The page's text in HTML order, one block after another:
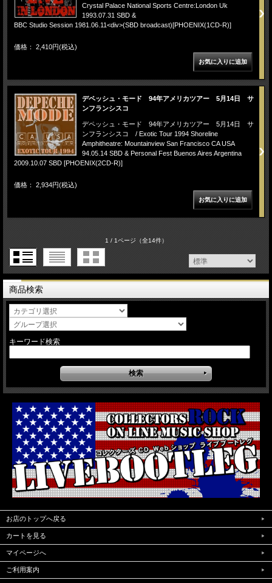
Crystal Palace National Sports Centre:London Uk
1993.07.31 SBD &
BBC Studio Session 1981.06.11<div>(SBD broadcast)[PHOENIX(1CD-R)]
価格： 2,410円(税込)
デペッシュ・モード 94年アメリカツアー 5月14日 サ
ンフランシスコ
デペッシュ・モード 94年アメリカツアー 5月14日 サ
ンフランシスコ / Exotic Tour 1994 Shoreline
Amphitheatre: Mountainview San Francisco CA USA
94.05.14 SBD & Personal Fest Buenos Aires Argentina
2009.10.07 SBD [PHOENIX(2CD-R)]
価格： 2,934円(税込)
1 / 1ページ（全14件）
商品検索
キーワード検索
お店のトップへ戻る
カートを見る
マイページへ
ご利用案内